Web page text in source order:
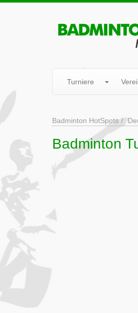
Turniere
Badminton HotSpots
Badminton